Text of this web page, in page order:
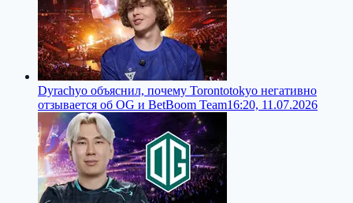
Dyrachyo объяснил, почему Torontotokyo негативно
отзывается об OG и BetBoom Team16:20, 11.07.2026